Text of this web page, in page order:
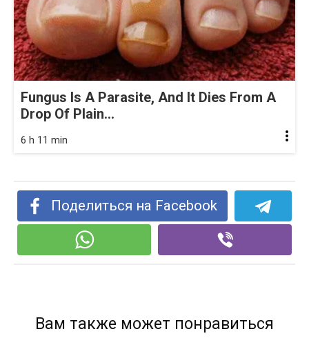
Fungus Is A Parasite, And It Dies From A
Drop Of Plain...
6 h 11 min
Поделиться на Facebook
Вам также может понравиться